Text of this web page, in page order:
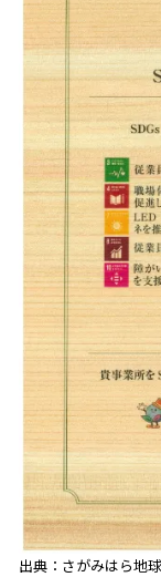
出典：さがみはら地